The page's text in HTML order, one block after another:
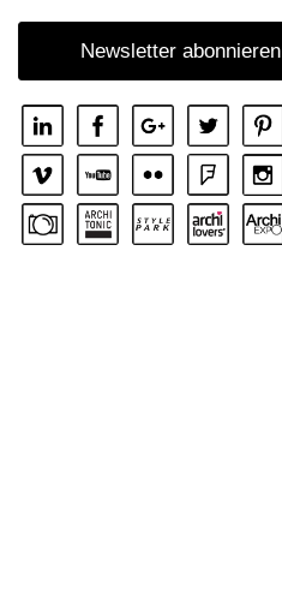
Newsletter abonnieren